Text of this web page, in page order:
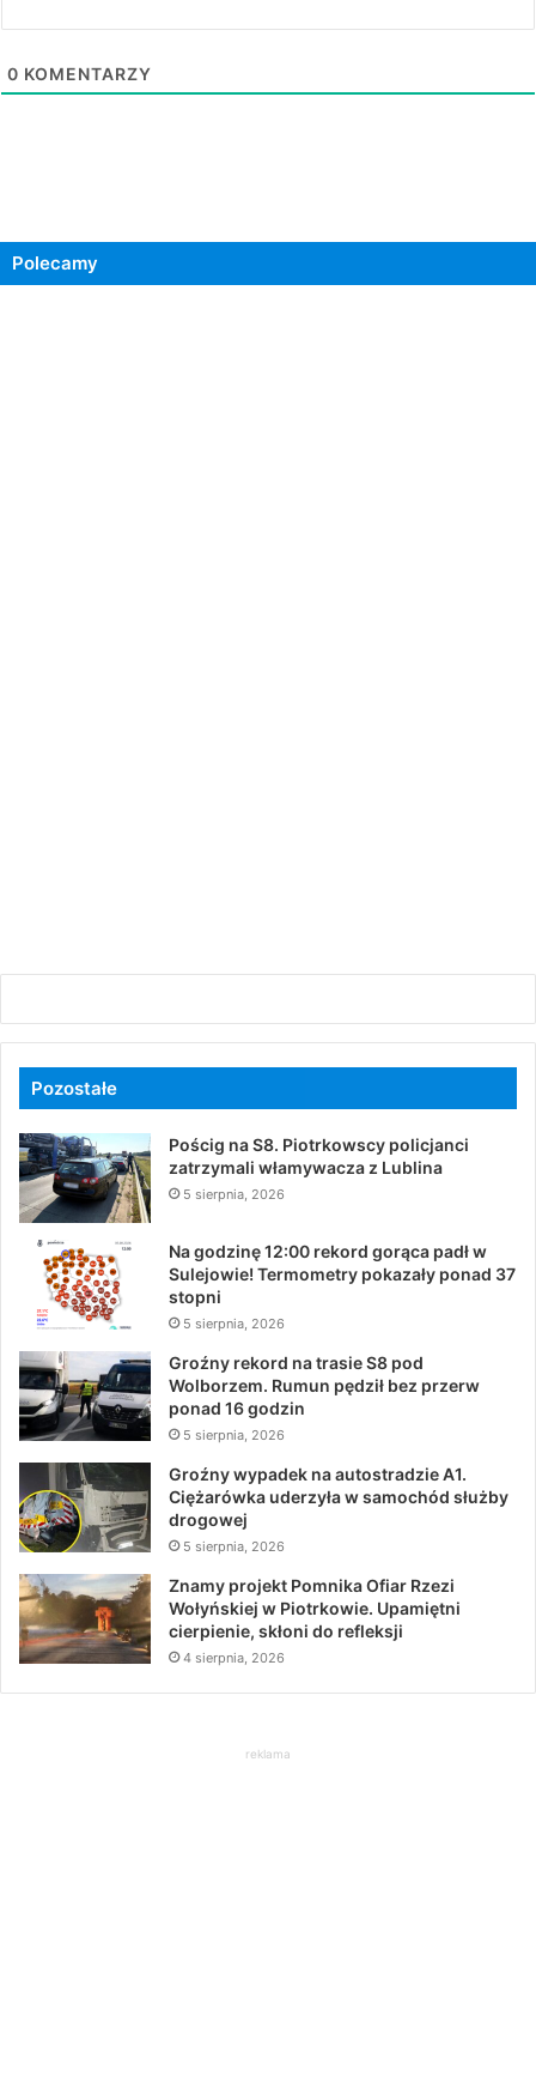
0 KOMENTARZY
Polecamy
Pozostałe
Pościg na S8. Piotrkowscy policjanci
zatrzymali włamywacza z Lublina
5 sierpnia, 2026
Na godzinę 12:00 rekord gorąca padł w
Sulejowie! Termometry pokazały ponad 37
stopni
5 sierpnia, 2026
Groźny rekord na trasie S8 pod
Wolborzem. Rumun pędził bez przerw
ponad 16 godzin
5 sierpnia, 2026
Groźny wypadek na autostradzie A1.
Ciężarówka uderzyła w samochód służby
drogowej
5 sierpnia, 2026
Znamy projekt Pomnika Ofiar Rzezi
Wołyńskiej w Piotrkowie. Upamiętni
cierpienie, skłoni do refleksji
4 sierpnia, 2026
reklama